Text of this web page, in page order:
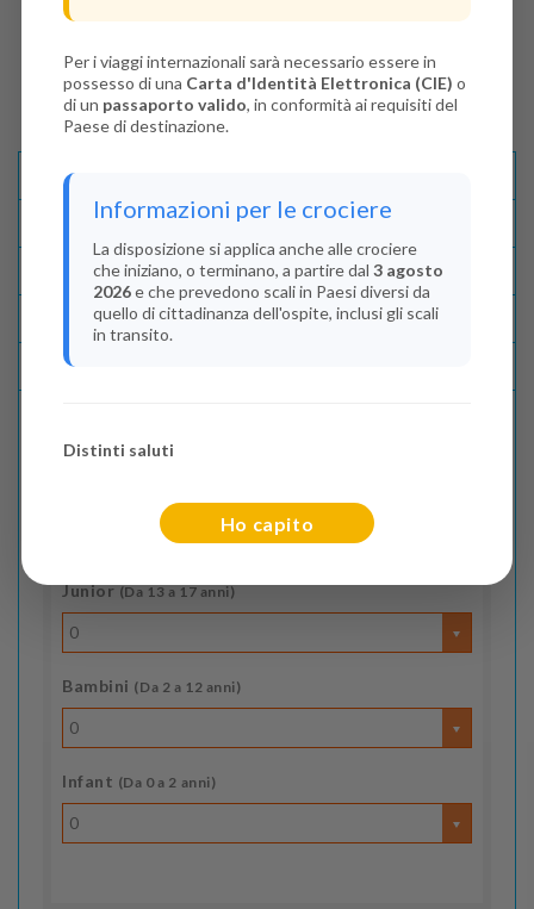
Disponibilità
Condizioni
Recensioni
Indica il numero dei passeggeri
Junior(Da 13 a 17 anni)
0
Bambini (Da 2 a 12 anni)
0
Infant (Da 0 a 2 anni)
0
Per i viaggi internazionali sarà necessario essere in
possesso di una Carta d'Identità Elettronica (CIE) o
di un passaporto valido, in conformità ai requisiti del
Paese di destinazione.
Informazioni per le crociere
La disposizione si applica anche alle crociere
che iniziano, o terminano, a partire dal 3 agosto
2026e che prevedono scali in Paesi diversi da
quello di cittadinanza dell'ospite, inclusi gli scali
in transito.
Distinti saluti
Ho capito